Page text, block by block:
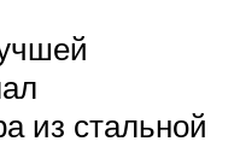
из стальной